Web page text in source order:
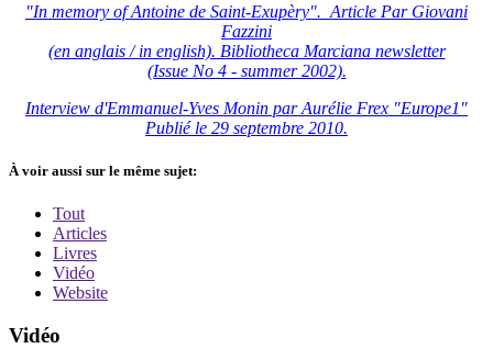
"In memory of Antoine de Saint-Exupèry". Article Par Giovani
Fazzini
(en anglais / in english). Bibliotheca Marciana newsletter
(Issue No 4 - summer 2002).
Interview d'Emmanuel-Yves Monin par Aurélie Frex "Europe1"
Publié le 29 septembre 2010.
À voir aussi sur le même sujet:
Tout
Articles
Livres
Vidéo
Website
Vidéo